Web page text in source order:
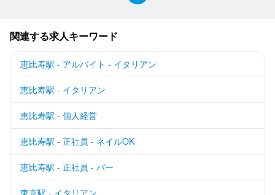
関連する求人キーワード
恵比寿駅 - アルバイト - イタリアン
恵比寿駅 - イタリアン
恵比寿駅 - 個人経営
恵比寿駅 - 正社員 - ネイルOK
恵比寿駅 - 正社員 - バー